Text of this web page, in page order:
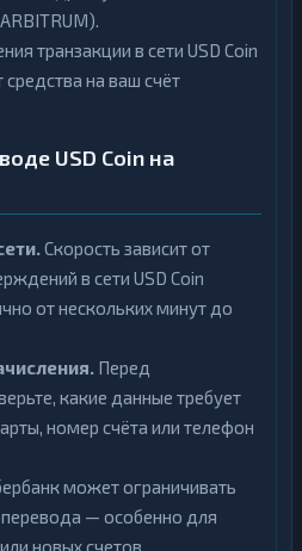
транзакции в сети USD Coin
на ваш счёт
USD Coin на
Скорость зависит от
в сети USD Coin
от нескольких минут до
Перед
какие данные требует
номер счёта или телефон
может ограничивать
— особенно для
новых счетов.